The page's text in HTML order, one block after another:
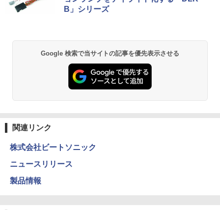
B」シリーズ
Google 検索で当サイトの記事を優先表示させる
関連リンク
株式会社ビートソニック
ニュースリリース
製品情報